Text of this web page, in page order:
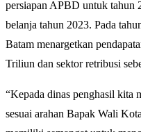
persiapan APBD untuk tahun
belanja tahun 2023. Pada
Batam menargetkan
Triliun dan sektor retribusi
“Kepada dinas penghasil kita
sesuai arahan Bapak Wali